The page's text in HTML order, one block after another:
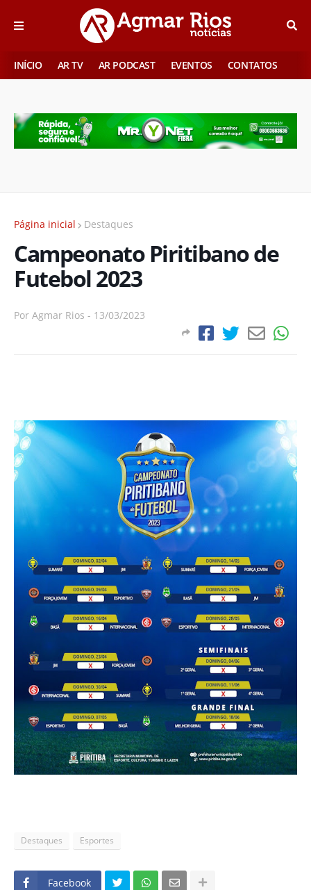
INÍCIO AR TV AR PODCAST EVENTOS CONTATOS
Página inicial Destaques
Campeonato Piritibano de
Futebol 2023
Por Agmar Rios - 13/03/2023
Destaques Esportes
Facebook